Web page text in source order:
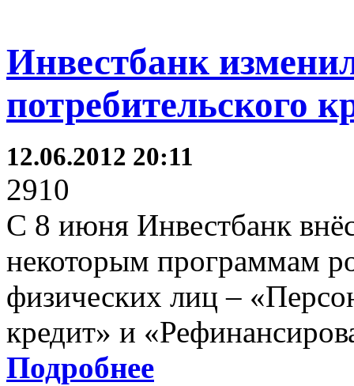
Инвестбанк
потребительского
12.06.2012 20:11
2910
С 8 июня Инвестбанк
некоторым программам
физических лиц –
кредит» и
Подробнее